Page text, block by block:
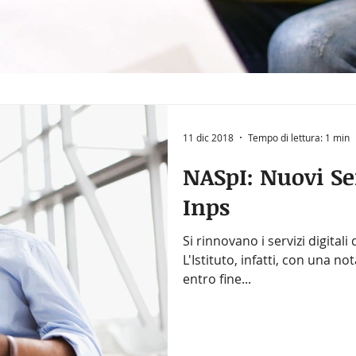
NASpI: Nuovi
Inps
Si rinnovano i servizi digitali
L'Istituto, infatti, con una
entro fine...
11 dic 2018 Tempo di lettura: 1 min